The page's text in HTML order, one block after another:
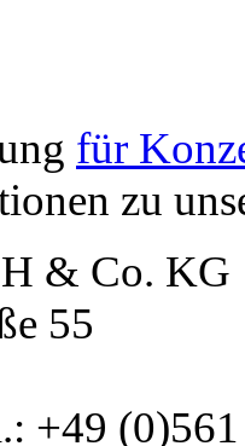
für
zu
& Co. KG
55
+49